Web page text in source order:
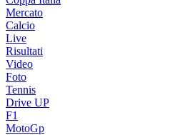
Mercato
Calcio
Live
Risultati
Video
Foto
Tennis
Drive UP
F1
MotoGp